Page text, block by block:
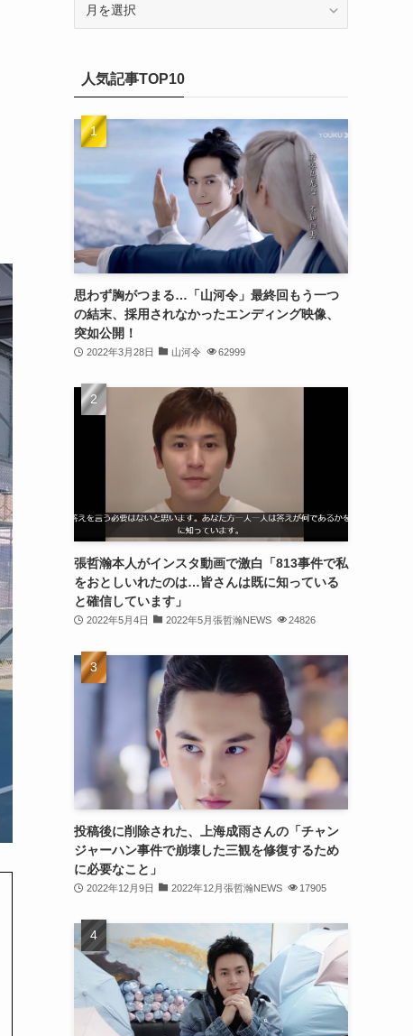
(24)
(23)
(27)
(21)
(25)
(25)
(29)
(30)
(32)
(31)
(32)
(32)
(29)
(31)
(31)
(31)
(32)
(30)
(32)
ブ人気記事TOP10
思わず胸がつまる…「山河令」最終回もう一つ
の結末、採用されなかったエンディング映像、
突如公開！
2022年3月28日 山河令 62999
張哲瀚本人がインスタ動画で激白「813事件で私
をおとしいれたのは…皆さんは既に知っている
と確信しています」
2022年5月4日 2022年5月張哲瀚NEWS 24826
投稿後に削除された、上海成雨さんの「チャン
ジャーハン事件で崩壊した三観を修復するため
に必要なこと」
2022年12月9日 2022年12月張哲瀚NEWS 17905